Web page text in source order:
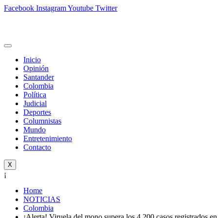
Facebook InstagramYoutube Twitter
Inicio
Opinión
Santander
Colombia
Política
Judicial
Deportes
Columnistas
Mundo
Entretenimiento
Contacto
X
¡
Home
NOTICIAS
Colombia